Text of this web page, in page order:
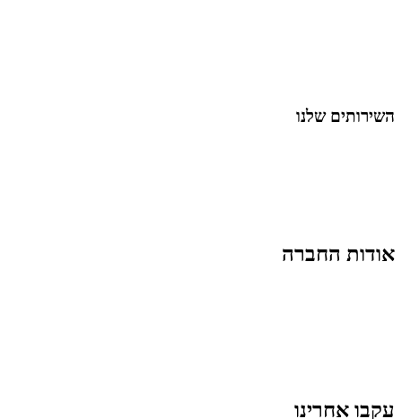
השירותים שלנו
אודות החברה
עקבו אחרינו